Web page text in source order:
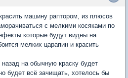
машину раптором, из плюсов
с мелкими косяками по
которые будут видны на
мелких царапин и красить
назад на обычную краску будет
будет всё зачищать, хотелось бы